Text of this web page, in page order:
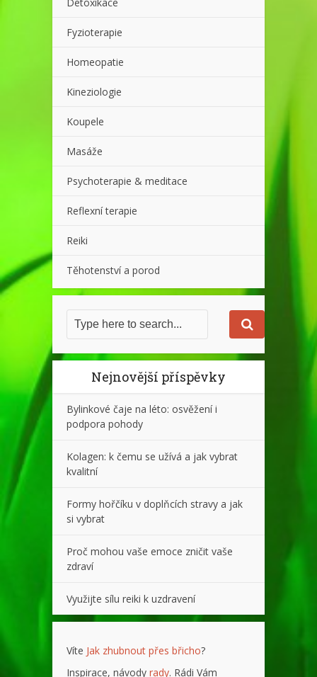
Fyzioterapie
Homeopatie
Kineziologie
Koupele
Masáže
Psychoterapie & meditace
Reflexní terapie
Reiki
Těhotenství a porod
Nejnovější příspěvky
Bylinkové čaje na léto: osvěžení i
podpora pohody
Kolagen: k čemu se užívá a jak vybrat
kvalitní
Formy hořčíku v doplňcích stravy a jak
si vybrat
Proč mohou vaše emoce zničit vaše
zdraví
Využijte sílu reiki k uzdravení
Víte Jak zhubnout přes břicho?
Inspirace, návody rady. Rádi Vám